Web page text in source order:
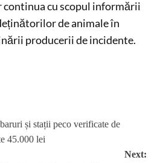
continua cu scopul informării
de animale în
producerii de incidente.
și stații peco verificate de
45.000 lei
Next: